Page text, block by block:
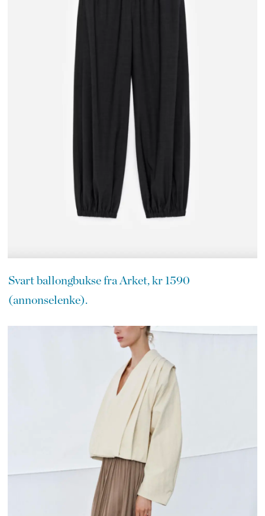
Svart ballongbukse fra Arket, kr 1590
(annonselenke).